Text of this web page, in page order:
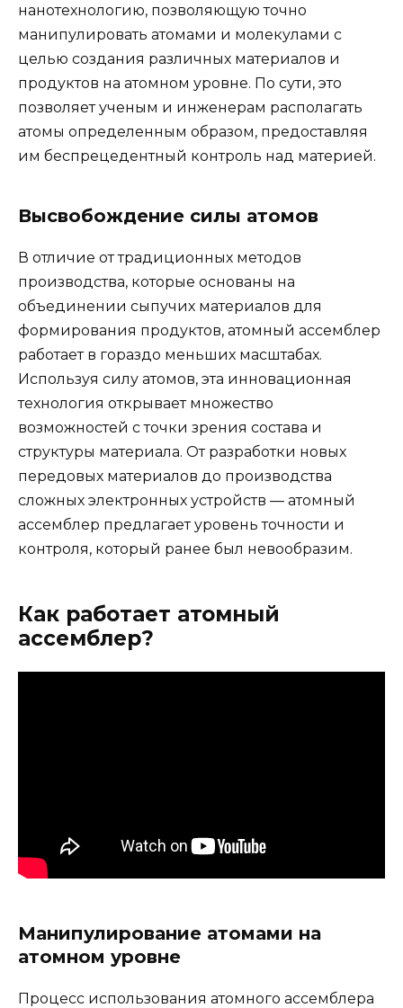
нанотехнологию, позволяющую точно
манипулировать атомами и молекулами с
целью создания различных материалов и
продуктов на атомном уровне. По сути, это
позволяет ученым и инженерам располагать
атомы определенным образом, предоставляя
им беспрецедентный контроль над материей.
Высвобождение силы атомов
В отличие от традиционных методов
производства, которые основаны на
объединении сыпучих материалов для
формирования продуктов, атомный ассемблер
работает в гораздо меньших масштабах.
Используя силу атомов, эта инновационная
технология открывает множество
возможностей с точки зрения состава и
структуры материала. От разработки новых
передовых материалов до производства
сложных электронных устройств — атомный
ассемблер предлагает уровень точности и
контроля, который ранее был невообразим.
Как работает атомный
ассемблер?
Манипулирование атомами на
атомном уровне
Процесс использования атомного ассемблера